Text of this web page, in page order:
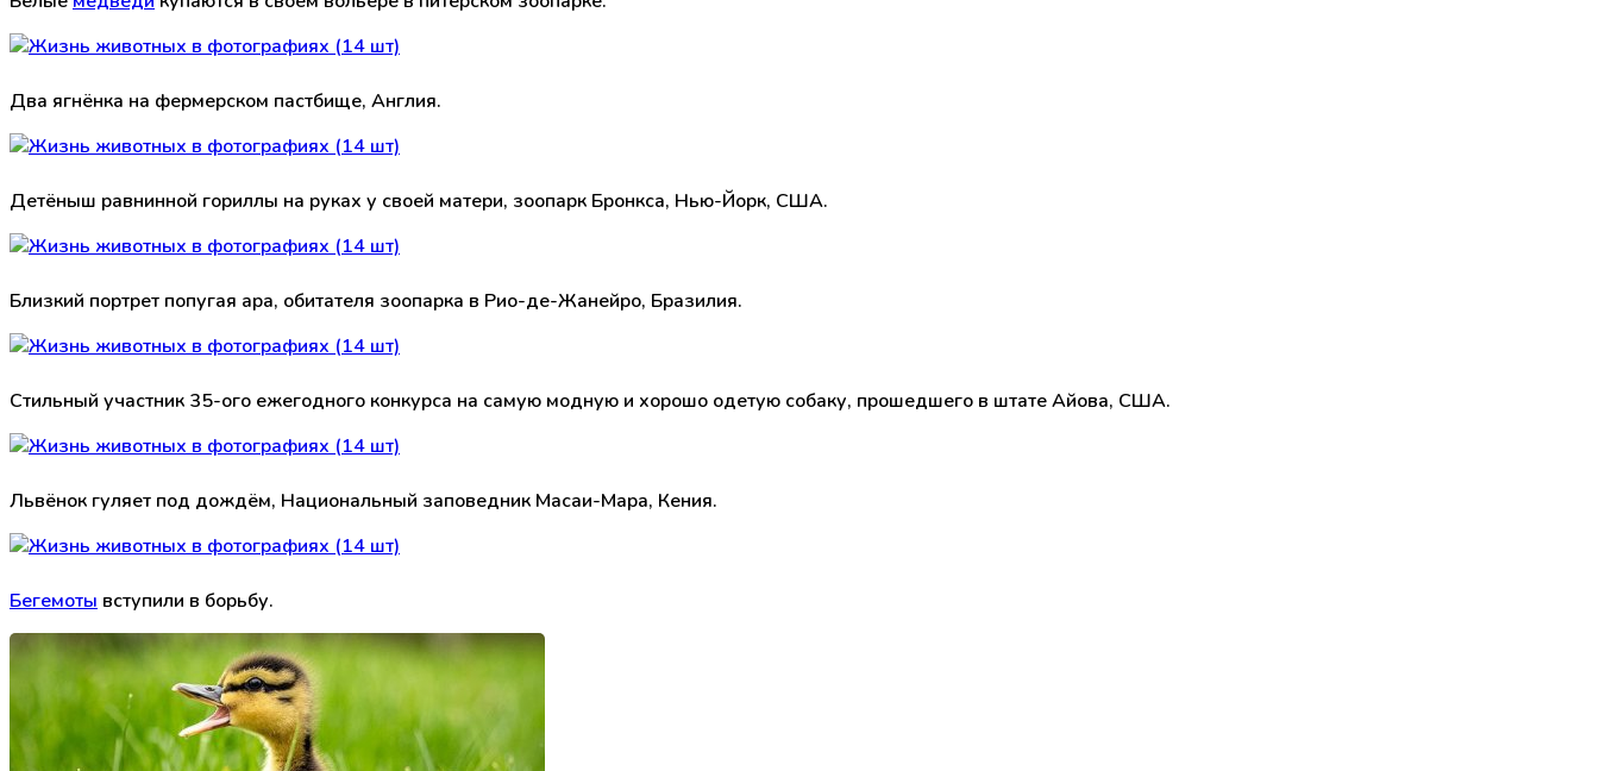
Два ягнёнка на фермерском пастбище, Англия.
Детёныш равнинной гориллы на руках у своей матери, зоопарк Бронкса, Нью-Йорк, США.
Близкий портрет попугая ара, обитателя зоопарка в Рио-де-Жанейро, Бразилия.
Стильный участник 35-ого ежегодного конкурса на самую модную и хорошо одетую собаку, прошедшего в штате Айова, США.
Львёнок гуляет под дождём, Национальный заповедник Масаи-Мара, Кения.
Бегемоты вступили в борьбу.